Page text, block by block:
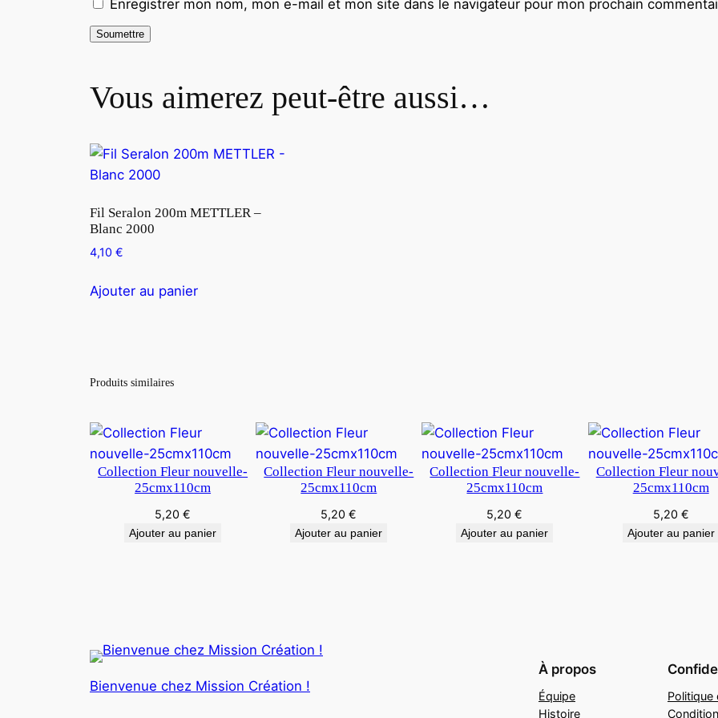
Enregistrer mon nom, mon e-mail et mon site dans le navigateur pour mon prochain
Vous aimerez peut-être aussi…
Fil Seralon 200m METTLER –
Blanc 2000
4,10 €
Ajouter au panier
Produits similaires
Collection Fleur nouvelle-
25cmx110cm
5,20€
Ajouter au panier
Collection Fleur nouvelle-
25cmx110cm
5,20€
Ajouter au panier
Collection Fleur nouvelle-
25cmx110cm
5,20€
Ajouter au panier
Collection Fleur
25cmx110cm
5,20 €
Ajouter au panier
Bienvenue chez Mission Création !
À propos
Équipe
Histoire
Politique